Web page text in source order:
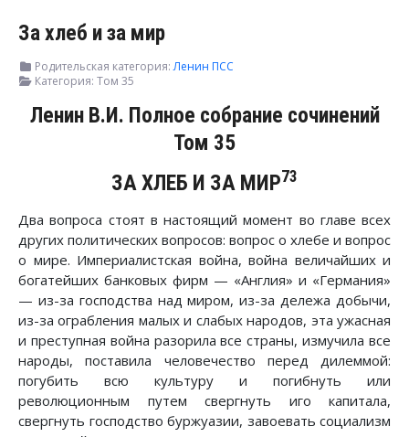
За хлеб и за мир
Родительская категория:Ленин ПСС
Категория: Том 35
Ленин В.И. Полное собрание сочинений
Том 35
ЗА ХЛЕБ И ЗА МИР73
Два вопроса стоят в настоящий момент во главе всех
других политических вопросов: вопрос о хлебе и вопрос
о мире. Империалистская война, война величайших и
богатейших банковых фирм — «Англия» и «Германия»
— из-за господства над миром, из-за дележа добычи,
из-за ограбления малых и слабых народов, эта ужасная
и преступная война разорила все страны, измучила все
народы, поставила человечество перед дилеммой:
погубить всю культуру и погибнуть или
революционным путем свергнуть иго капитала,
свергнуть господство буржуазии, завоевать социализм